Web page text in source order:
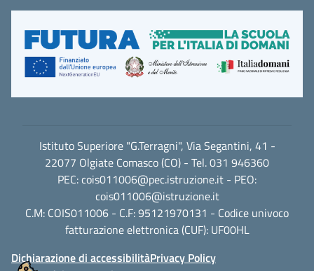
Istituto Superiore "G.Terragni", Via Segantini, 41 -
22077 Olgiate Comasco (CO) - Tel. 031 946360
PEC:cois011006@pec.istruzione.it - PEO:
cois011006@istruzione.it
C.M: COIS011006 - C.F: 95121970131 - Codice univoco
fatturazione elettronica (CUF): UF00HL
Dichiarazione di accessibilitàPrivacy Policy